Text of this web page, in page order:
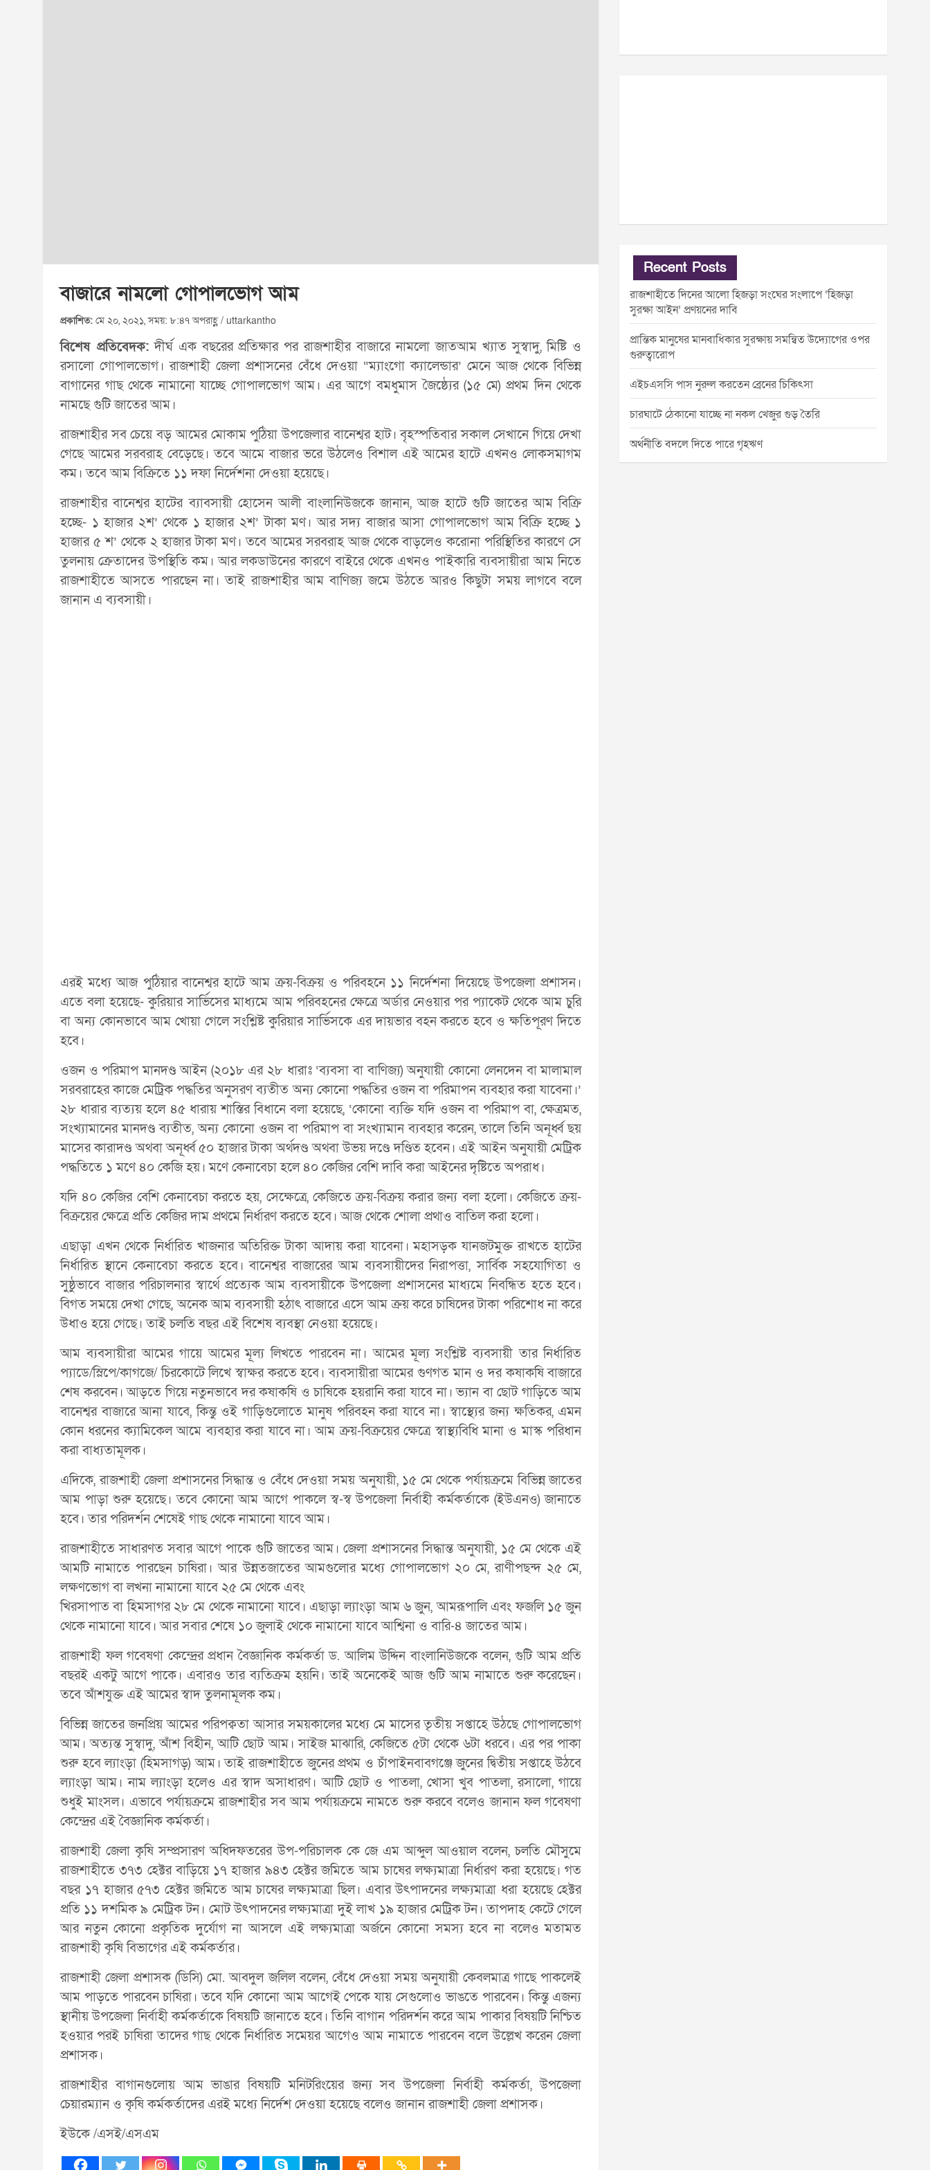
বাজারে নামলো গোপালভোগ আম
প্রকাশিত: মে ২০, ২০২১, সময়: ৮:৪৭ অপরাহ্ণ / uttarkantho
বিশেষ প্রতিবেদক:দীর্ঘ এক বছরের প্রতিক্ষার পর রাজশাহীর বাজারে নামলো জাতআম খ্যাত সুস্বাদু, মিষ্টি ও
রসালো গোপালভোগ। রাজশাহী জেলা প্রশাসনের বেঁধে দেওয়া “ম্যাংগো ক্যালেন্ডার’ মেনে আজ থেকে বিভিন্ন
বাগানের গাছ থেকে নামানো যাচ্ছে গোপালভোগ আম। এর আগে বমধুমাস জৈষ্ঠ্যের (১৫ মে) প্রথম দিন থেকে
নামছে গুটি জাতের আম।
রাজশাহীর সব চেয়ে বড় আমের মোকাম পুঠিয়া উপজেলার বানেশ্বর হাট। বৃহস্পতিবার সকাল সেখানে গিয়ে দেখা
গেছে আমের সরবরাহ বেড়েছে। তবে আমে বাজার ভরে উঠলেও বিশাল এই আমের হাটে এখনও লোকসমাগম
কম। তবে আম বিক্রিতে ১১ দফা নির্দেশনা দেওয়া হয়েছে।
রাজশাহীর বানেশ্বর হাটের ব্যাবসায়ী হোসেন আলী বাংলানিউজকে জানান, আজ হাটে গুটি জাতের আম বিক্রি
হচ্ছে- ১ হাজার ২শ’ থেকে ১ হাজার ২শ’ টাকা মণ। আর সদ্য বাজার আসা গোপালভোগ আম বিক্রি হচ্ছে ১
হাজার ৫ শ’ থেকে ২ হাজার টাকা মণ। তবে আমের সরবরাহ আজ থেকে বাড়লেও করোনা পরিস্থিতির কারণে সে
তুলনায় ক্রেতাদের উপস্থিতি কম। আর লকডাউনের কারণে বাইরে থেকে এখনও পাইকারি ব্যবসায়ীরা আম নিতে
রাজশাহীতে আসতে পারছেন না। তাই রাজশাহীর আম বাণিজ্য জমে উঠতে আরও কিছুটা সময় লাগবে বলে
জানান এ ব্যবসায়ী।
এরই মধ্যে আজ পুঠিয়ার বানেশ্বর হাটে আম ক্রয়-বিক্রয় ও পরিবহনে ১১ নির্দেশনা দিয়েছে উপজেলা প্রশাসন।
এতে বলা হয়েছে- কুরিয়ার সার্ভিসের মাধ্যমে আম পরিবহনের ক্ষেত্রে অর্ডার নেওয়ার পর প্যাকেট থেকে আম চুরি
বা অন্য কোনভাবে আম খোয়া গেলে সংশ্লিষ্ট কুরিয়ার সার্ভিসকে এর দায়ভার বহন করতে হবে ও ক্ষতিপূরণ দিতে
হবে।
ওজন ও পরিমাপ মানদণ্ড আইন (২০১৮ এর ২৮ ধারাঃ ‘ব্যবসা বা বাণিজ্য) অনুযায়ী কোনো লেনদেন বা মালামাল
সরবরাহের কাজে মেট্রিক পদ্ধতির অনুসরণ ব্যতীত অন্য কোনো পদ্ধতির ওজন বা পরিমাপন ব্যবহার করা যাবেনা।’
২৮ ধারার ব্যত্যয় হলে ৪৫ ধারায় শাস্তির বিধানে বলা হয়েছে, ‘কোনো ব্যক্তি যদি ওজন বা পরিমাপ বা, ক্ষেত্রমত,
সংখ্যামানের মানদণ্ড ব্যতীত, অন্য কোনো ওজন বা পরিমাপ বা সংখ্যামান ব্যবহার করেন, তালে তিনি অনূর্ধ্ব ছয়
মাসের কারাদণ্ড অথবা অনূর্ধ্ব ৫০ হাজার টাকা অর্থদণ্ড অথবা উভয় দণ্ডে দণ্ডিত হবেন। এই আইন অনুযায়ী মেট্রিক
পদ্ধতিতে ১ মণে ৪০ কেজি হয়। মণে কেনাবেচা হলে ৪০ কেজির বেশি দাবি করা আইনের দৃষ্টিতে অপরাধ।
যদি ৪০ কেজির বেশি কেনাবেচা করতে হয়, সেক্ষেত্রে, কেজিতে ক্রয়-বিক্রয় করার জন্য বলা হলো। কেজিতে ক্রয়-
বিক্রয়ের ক্ষেত্রে প্রতি কেজির দাম প্রথমে নির্ধারণ করতে হবে। আজ থেকে শোলা প্রথাও বাতিল করা হলো।
এছাড়া এখন থেকে নির্ধারিত খাজনার অতিরিক্ত টাকা আদায় করা যাবেনা। মহাসড়ক যানজটমুক্ত রাখতে হাটের
নির্ধারিত স্থানে কেনাবেচা করতে হবে। বানেশ্বর বাজারের আম ব্যবসায়ীদের নিরাপত্তা, সার্বিক সহযোগিতা ও
সুষ্ঠুভাবে বাজার পরিচালনার স্বার্থে প্রত্যেক আম ব্যবসায়ীকে উপজেলা প্রশাসনের মাধ্যমে নিবন্ধিত হতে হবে।
বিগত সময়ে দেখা গেছে, অনেক আম ব্যবসায়ী হঠাৎ বাজারে এসে আম ক্রয় করে চাষিদের টাকা পরিশোধ না করে
উধাও হয়ে গেছে। তাই চলতি বছর এই বিশেষ ব্যবস্থা নেওয়া হয়েছে।
আম ব্যবসায়ীরা আমের গায়ে আমের মূল্য লিখতে পারবেন না। আমের মূল্য সংশ্লিষ্ট ব্যবসায়ী তার নির্ধারিত
প্যাডে/স্লিপে/কাগজে/ চিরকোটে লিখে স্বাক্ষর করতে হবে। ব্যবসায়ীরা আমের গুণগত মান ও দর কষাকষি বাজারে
শেষ করবেন। আড়তে গিয়ে নতুনভাবে দর কষাকষি ও চাষিকে হয়রানি করা যাবে না। ভ্যান বা ছোট গাড়িতে আম
বানেশ্বর বাজারে আনা যাবে, কিন্তু ওই গাড়িগুলোতে মানুষ পরিবহন করা যাবে না। স্বাস্থ্যের জন্য ক্ষতিকর, এমন
কোন ধরনের ক্যামিকেল আমে ব্যবহার করা যাবে না। আম ক্রয়-বিক্রয়ের ক্ষেত্রে স্বাস্থ্যবিধি মানা ও মাস্ক পরিধান
করা বাধ্যতামূলক।
এদিকে, রাজশাহী জেলা প্রশাসনের সিদ্ধান্ত ও বেঁধে দেওয়া সময় অনুযায়ী, ১৫ মে থেকে পর্যায়ক্রমে বিভিন্ন জাতের
আম পাড়া শুরু হয়েছে। তবে কোনো আম আগে পাকলে স্ব-স্ব উপজেলা নির্বাহী কর্মকর্তাকে (ইউএনও) জানাতে
হবে। তার পরিদর্শন শেষেই গাছ থেকে নামানো যাবে আম।
রাজশাহীতে সাধারণত সবার আগে পাকে গুটি জাতের আম। জেলা প্রশাসনের সিদ্ধান্ত অনুযায়ী, ১৫ মে থেকে এই
আমটি নামাতে পারছেন চাষিরা। আর উন্নতজাতের আমগুলোর মধ্যে গোপালভোগ ২০ মে, রাণীপছন্দ ২৫ মে,
লক্ষণভোগ বা লখনা নামানো যাবে ২৫ মে থেকে এবং
খিরসাপাত বা হিমসাগর ২৮ মে থেকে নামানো যাবে। এছাড়া ল্যাংড়া আম ৬ জুন, আমরূপালি এবং ফজলি ১৫ জুন
থেকে নামানো যাবে। আর সবার শেষে ১০ জুলাই থেকে নামানো যাবে আশ্বিনা ও বারি-৪ জাতের আম।
রাজশাহী ফল গবেষণা কেন্দ্রের প্রধান বৈজ্ঞানিক কর্মকর্তা ড. আলিম উদ্দিন বাংলানিউজকে বলেন, গুটি আম প্রতি
বছরই একটু আগে পাকে। এবারও তার ব্যতিক্রম হয়নি। তাই অনেকেই আজ গুটি আম নামাতে শুরু করেছেন।
তবে আঁশযুক্ত এই আমের স্বাদ তুলনামূলক কম।
বিভিন্ন জাতের জনপ্রিয় আমের পরিপক্বতা আসার সময়কালের মধ্যে মে মাসের তৃতীয় সপ্তাহে উঠছে গোপালভোগ
আম। অত্যন্ত সুস্বাদু, আঁশ বিহীন, আটি ছোট আম। সাইজ মাঝারি, কেজিতে ৫টা থেকে ৬টা ধরবে। এর পর পাকা
শুরু হবে ল্যাংড়া (হিমসাগড়) আম। তাই রাজশাহীতে জুনের প্রথম ও চাঁপাইনবাবগঞ্জে জুনের দ্বিতীয় সপ্তাহে উঠবে
ল্যাংড়া আম। নাম ল্যাংড়া হলেও এর স্বাদ অসাধারণ। আটি ছোট ও পাতলা, খোসা খুব পাতলা, রসালো, গায়ে
শুধুই মাংসল। এভাবে পর্যায়ক্রমে রাজশাহীর সব আম পর্যায়ক্রমে নামতে শুরু করবে বলেও জানান ফল গবেষণা
কেন্দ্রের এই বৈজ্ঞানিক কর্মকর্তা।
রাজশাহী জেলা কৃষি সম্প্রসারণ অধিদফতরের উপ-পরিচালক কে জে এম আব্দুল আওয়াল বলেন, চলতি মৌসুমে
রাজশাহীতে ৩৭৩ হেক্টর বাড়িয়ে ১৭ হাজার ৯৪৩ হেক্টর জমিতে আম চাষের লক্ষ্যমাত্রা নির্ধারণ করা হয়েছে। গত
বছর ১৭ হাজার ৫৭৩ হেক্টর জমিতে আম চাষের লক্ষ্যমাত্রা ছিল। এবার উৎপাদনের লক্ষ্যমাত্রা ধরা হয়েছে হেক্টর
প্রতি ১১ দশমিক ৯ মেট্রিক টন। মোট উৎপাদনের লক্ষ্যমাত্রা দুই লাখ ১৯ হাজার মেট্রিক টন। তাপদাহ কেটে গেলে
আর নতুন কোনো প্রকৃতিক দুর্যোগ না আসলে এই লক্ষ্যমাত্রা অর্জনে কোনো সমস্য হবে না বলেও মতামত
রাজশাহী কৃষি বিভাগের এই কর্মকর্তার।
রাজশাহী জেলা প্রশাসক (ডিসি) মো. আবদুল জলিল বলেন, বেঁধে দেওয়া সময় অনুযায়ী কেবলমাত্র গাছে পাকলেই
আম পাড়তে পারবেন চাষিরা। তবে যদি কোনো আম আগেই পেকে যায় সেগুলোও ভাঙতে পারবেন। কিন্তু এজন্য
স্থানীয় উপজেলা নির্বাহী কর্মকর্তাকে বিষয়টি জানাতে হবে। তিনি বাগান পরিদর্শন করে আম পাকার বিষয়টি নিশ্চিত
হওয়ার পরই চাষিরা তাদের গাছ থেকে নির্ধারিত সমেয়র আগেও আম নামাতে পারবেন বলে উল্লেখ করেন জেলা
প্রশাসক।
রাজশাহীর বাগানগুলোয় আম ভাঙার বিষয়টি মনিটরিংয়ের জন্য সব উপজেলা নির্বাহী কর্মকর্তা, উপজেলা
চেয়ারম্যান ও কৃষি কর্মকর্তাদের এরই মধ্যে নির্দেশ দেওয়া হয়েছে বলেও জানান রাজশাহী জেলা প্রশাসক।
ইউকে /এসই/এসএম
Recent Posts
রাজশাহীতে দিনের আলো হিজড়া সংঘের সংলাপে ‘হিজড়া
সুরক্ষা আইন’ প্রণয়নের দাবি
প্রান্তিক মানুষের মানবাধিকার সুরক্ষায় সমন্বিত উদ্যোগের ওপর
গুরুত্বারোপ
এইচএসসি পাস নুরুল করতেন ব্রেনের চিকিৎসা
চারঘাটে ঠেকানো যাচ্ছে না নকল খেজুর গুড় তৈরি
অর্থনীতি বদলে দিতে পারে গৃহঋণ